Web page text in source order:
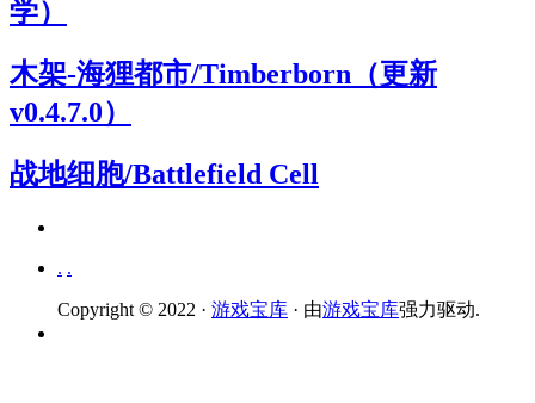
学）
木架-海狸都市/Timberborn（更新
v0.4.7.0）
战地细胞/Battlefield Cell
. .
Copyright © 2022 · 游戏宝库 · 由游戏宝库强力驱动.